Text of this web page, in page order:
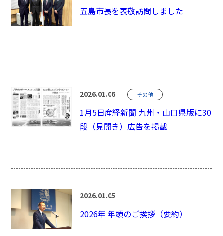
五島市長を表敬訪問しました
2026.01.06 その他
1月5日産経新聞 九州・山口県版に30
段（見開き）広告を掲載
2026.01.05
2026年 年頭のご挨拶（要約）